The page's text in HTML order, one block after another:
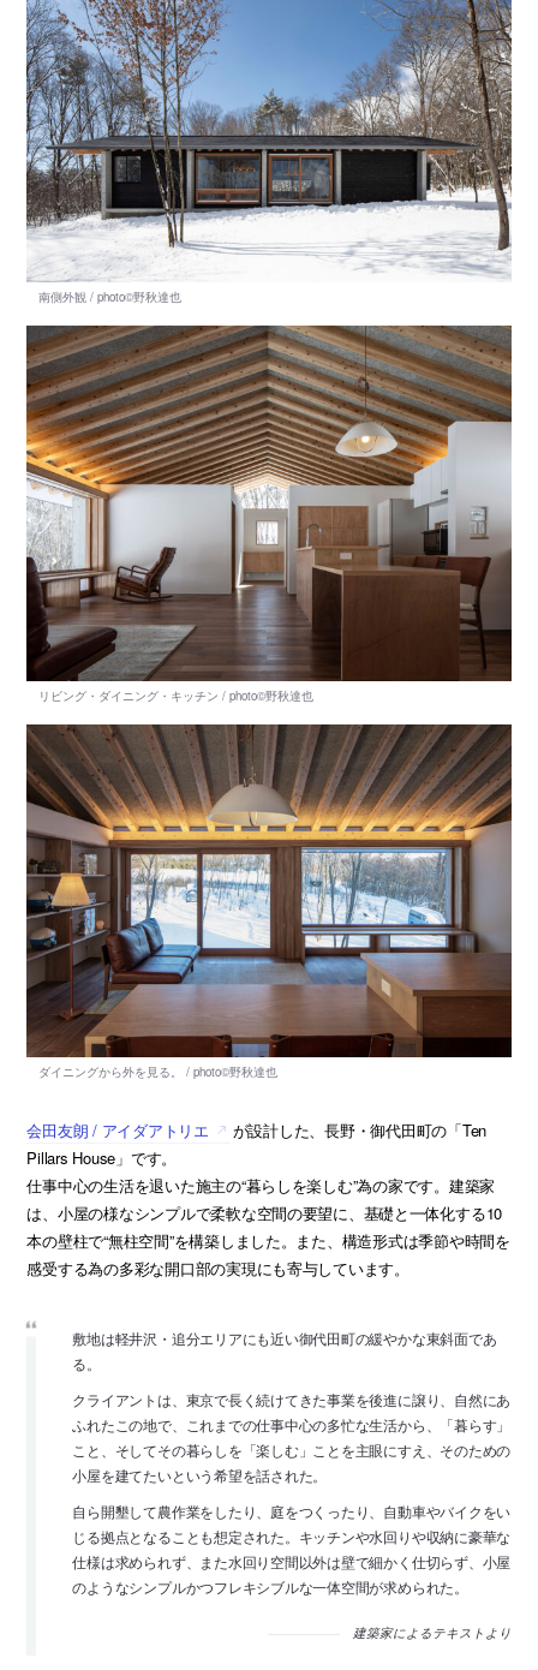
会田友朗 / アイダアトリエ
が設計した、長野・御代田町の「Ten
Pillars House」です。
仕事中心の生活を退いた施主の“暮らしを楽しむ”為の家です。建築家
は、小屋の様なシンプルで柔軟な空間の要望に、基礎と一体化する10
本の壁柱で“無柱空間”を構築しました。また、構造形式は季節や時間を
感受する為の多彩な開口部の実現にも寄与しています。
敷地は軽井沢・追分エリアにも近い御代田町の緩やかな東斜面であ
る。
クライアントは、東京で長く続けてきた事業を後進に譲り、自然にあ
ふれたこの地で、これまでの仕事中心の多忙な生活から、「暮らす」
こと、そしてその暮らしを「楽しむ」ことを主眼にすえ、そのための
小屋を建てたいという希望を話された。
自ら開墾して農作業をしたり、庭をつくったり、自動車やバイクをい
じる拠点となることも想定された。キッチンや水回りや収納に豪華な
仕様は求められず、また水回り空間以外は壁で細かく仕切らず、小屋
のようなシンプルかつフレキシブルな一体空間が求められた。
建築家によるテキストより